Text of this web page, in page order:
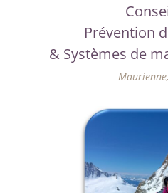
Prévention
& Systèmes de